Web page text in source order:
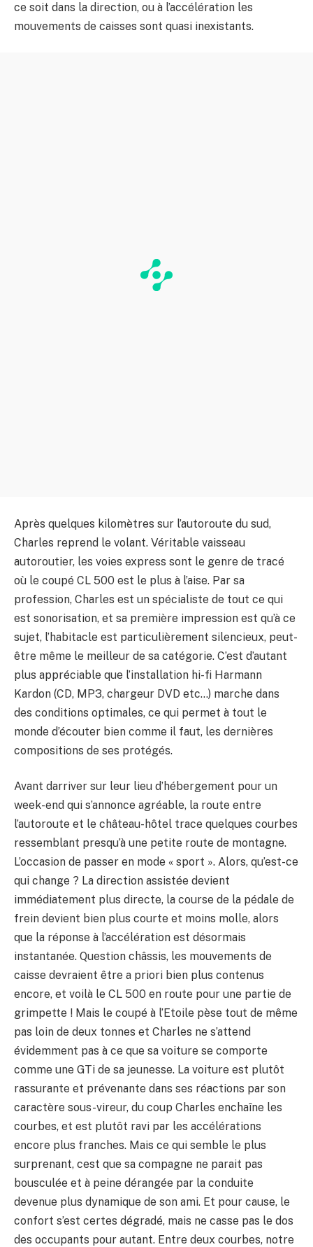
ce soit dans la direction, ou à l’accélération les
mouvements de caisses sont quasi inexistants.
Après quelques kilomètres sur l’autoroute du sud,
Charles reprend le volant. Véritable vaisseau
autoroutier, les voies express sont le genre de tracé
où le coupé CL 500 est le plus à l’aise. Par sa
profession, Charles est un spécialiste de tout ce qui
est sonorisation, et sa première impression est qu’à ce
sujet, l’habitacle est particulièrement silencieux, peut-
être même le meilleur de sa catégorie. C’est d’autant
plus appréciable que l’installation hi-fi Harmann
Kardon (CD, MP3, chargeur DVD etc…) marche dans
des conditions optimales, ce qui permet à tout le
monde d’écouter bien comme il faut, les dernières
compositions de ses protégés.
Avant darriver sur leur lieu d’hébergement pour un
week-end qui s’annonce agréable, la route entre
l’autoroute et le château-hôtel trace quelques courbes
ressemblant presqu’à une petite route de montagne.
L’occasion de passer en mode « sport ». Alors, qu’est-ce
qui change ? La direction assistée devient
immédiatement plus directe, la course de la pédale de
frein devient bien plus courte et moins molle, alors
que la réponse à l’accélération est désormais
instantanée. Question châssis, les mouvements de
caisse devraient être a priori bien plus contenus
encore, et voilà le CL 500 en route pour une partie de
grimpette ! Mais le coupé à l’Etoile pèse tout de même
pas loin de deux tonnes et Charles ne s’attend
évidemment pas à ce que sa voiture se comporte
comme une GTi de sa jeunesse. La voiture est plutôt
rassurante et prévenante dans ses réactions par son
caractère sous-vireur, du coup Charles enchaîne les
courbes, et est plutôt ravi par les accélérations
encore plus franches. Mais ce qui semble le plus
surprenant, cest que sa compagne ne parait pas
bousculée et à peine dérangée par la conduite
devenue plus dynamique de son ami. Et pour cause, le
confort s’est certes dégradé, mais ne casse pas le dos
des occupants pour autant. Entre deux courbes, notre